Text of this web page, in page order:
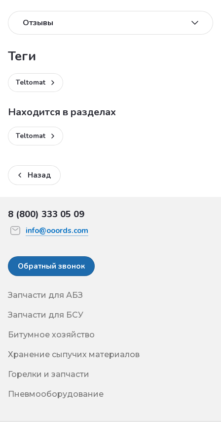
Отзывы
теги
Teltomat
Находится в разделах
Teltomat
Назад
8 (800) 333 05 09
info@ooords.com
Обратный звонок
Запчасти для АБЗ
Запчасти для БСУ
Битумное хозяйство
Хранение сыпучих материалов
Горелки и запчасти
Пневмооборудование